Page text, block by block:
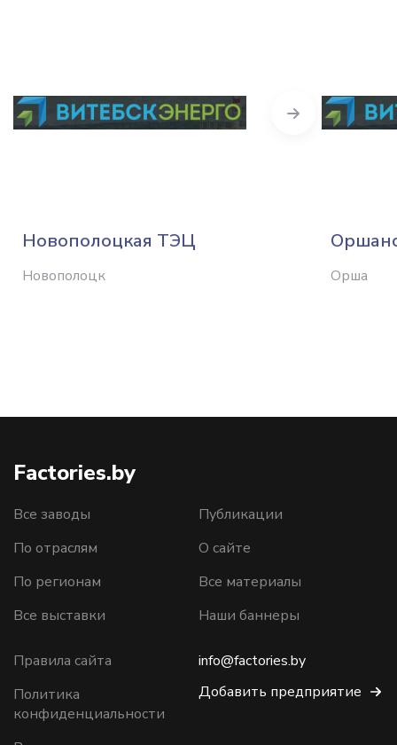
Новополоцкая ТЭЦ
Новополоцк Орша
Next
Factories.by
Все заводы
По отраслям
По регионам
Все выставки
Публикации
О сайте
Все материалы
Наши баннеры
Правила сайта
Политика
конфиденциальности
info@factories.by
Добавить предприятие